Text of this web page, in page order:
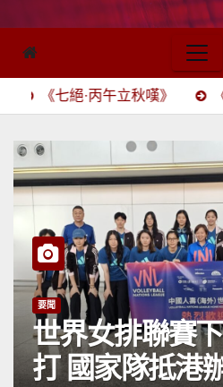
丙午立秋嘆》 《香港佳佳舞
要聞
世界女排聯賽
打 國家隊抵港